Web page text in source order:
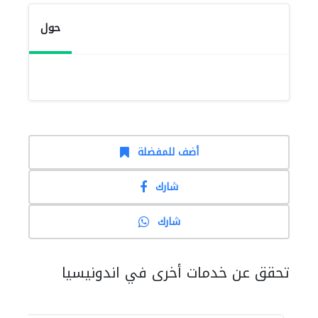
حول
أضف للمفضلة
شارك
شارك
تحقق عن خدمات أخرى في اندونيسيا